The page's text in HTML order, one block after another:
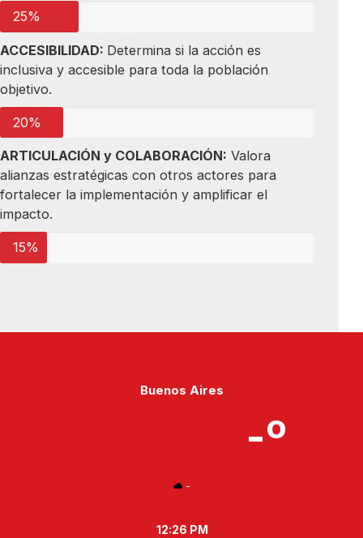
25%
ACCESIBILIDAD: Determina si la acción es
inclusiva y accesible para toda la población
objetivo.
20%
ARTICULACIÓN y COLABORACIÓN: Valora
alianzas estratégicas con otros actores para
fortalecer la implementación y amplificar el
impacto.
15%
Buenos Aires
-º
-
12:26 PM